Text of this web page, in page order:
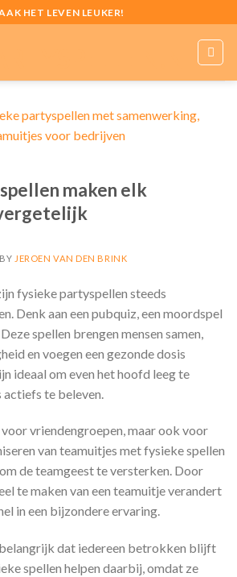
HET LEVEN LEUKER!
maken elk
BY JEROEN VAN DEN BRINK
fysieke partyspellen steeds
Denk aan een pubquiz, een moordspel
spellen brengen mensen samen,
en voegen een gezonde dosis
ideaal om even het hoofd leeg te
actiefs te beleven.
vriendengroepen, maar ook voor
van teamuitjes met fysieke spellen
de teamgeest te versterken. Door
te maken van een teamuitje verandert
in een bijzondere ervaring.
dat iedereen betrokken blijft
spellen helpen daarbij, omdat ze